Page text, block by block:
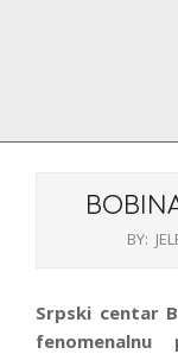
BY:
Srpski centar